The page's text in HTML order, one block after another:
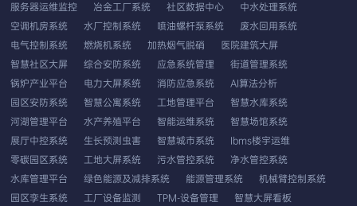
服务器运维监控
冶金工厂系统 社区数据中心
中水处理系统
空调机房系统
水厂控制系统 喷油螺杆泵系统
废水回用系统
电气控制系统
燃烧机系统 加热烟气脱硝
医院建筑大屏
智慧社区大屏
综合安防系统 应急系统管理
街道管理系统
锅炉产业平台
电力大屏系统 消防应急系统
AI算法分析
园区安防系统
智慧公寓系统 工地管理平台
智慧水库系统
河湖管理平台
水产养殖平台 智能运维系统
智慧场馆系统
展厅中控系统
生长预测虫害 智慧城市系统
Ibms楼宇运维
零碳园区系统
工地大屏系统 污水管控系统
净水管控系统
水库管理平台
绿色能源及减排系统 能源管理系统
机械臂控制系统
园区孪生系统
工厂设备监测 TPM-设备管理
智慧大屏看板